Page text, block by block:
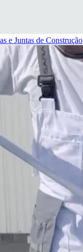
e Juntas de Construção